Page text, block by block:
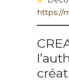
https://